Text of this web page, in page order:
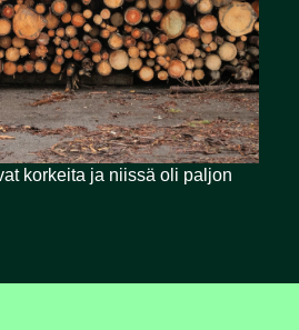
korkeita ja niissä oli paljon